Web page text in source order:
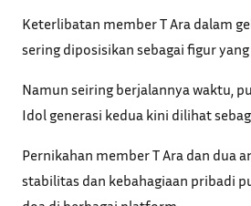
Keterlibatan member T Ara dalam
sering diposisikan sebagai figur
Namun seiring berjalannya waktu,
Idol generasi kedua kini dilihat
Pernikahan member T Ara dan dua
stabilitas dan kebahagiaan pribadi